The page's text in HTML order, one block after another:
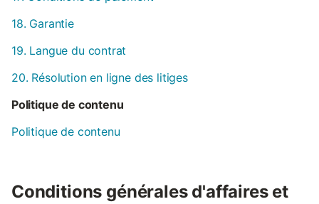
18. Garantie
19. Langue du contrat
20. Résolution en ligne des litiges
Politique de contenu
Politique de contenu
Conditions générales d'affaires et